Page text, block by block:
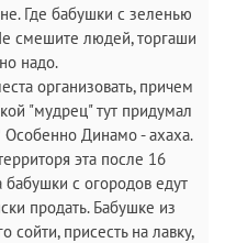
Где бабушки с зеленью
смешите людей, торгаши
надо.
организовать, причем
"мудрец" тут придумал
Динамо - ахаха.
эта после 16
бабушки с огородов едут
продать. Бабушке из
сойти, присесть на лавку,